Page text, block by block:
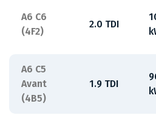
A6 C6
(4F2)
2.0 TDI
A6 C5
Avant
(4B5)
1.9 TDI